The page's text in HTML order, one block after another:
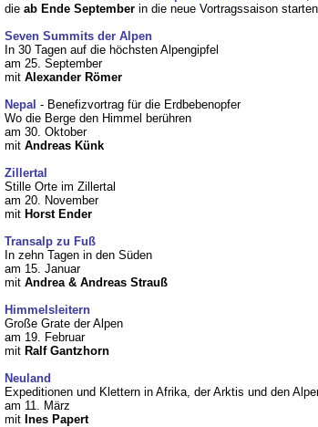
die ab Ende Septemberin die neue Vortragssaison
Seven Summits der Alpen
In 30 Tagen auf die höchsten Alpengipfel
am 25. September
mit Alexander Römer
Nepal - Benefizvortrag für die Erdbebenopfer
Wo die Berge den Himmel berühren
am 30. Oktober
mit Andreas Künk
Zillertal
Stille Orte im Zillertal
am 20. November
mit Horst Ender
Transalp zu Fuß
In zehn Tagen in den Süden
am 15. Januar
mit Andrea & Andreas Strauß
Himmelsleitern
Große Grate der Alpen
am 19. Februar
mit Ralf Gantzhorn
Neuland
Expeditionen und Klettern in Afrika, der Arktis und den
am 11. März
mit Ines Papert